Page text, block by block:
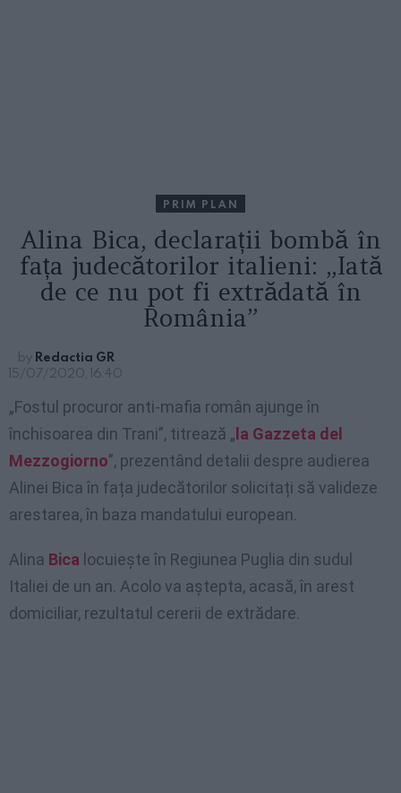
PRIM PLAN
Alina Bica, declarații bombă în
fața judecătorilor italieni: „Iată
de ce nu pot fi extrădată în
România”
by Redactia GR
15/07/2020, 16:40
„Fostul procuror anti-mafia român ajunge în
închisoarea din Trani”, titrează „ la Gazzeta del
Mezzogiorno”, prezentând detalii despre audierea
Alinei Bica în fața judecătorilor solicitați să valideze
arestarea, în baza mandatului european.
Alina Bica locuiește în Regiunea Puglia din sudul
Italiei de un an. Acolo va aștepta, acasă, în arest
domiciliar, rezultatul cererii de extrădare.